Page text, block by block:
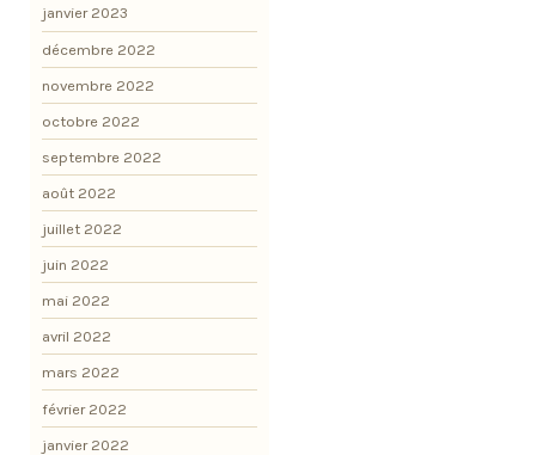
janvier 2023
décembre 2022
novembre 2022
octobre 2022
septembre 2022
août 2022
juillet 2022
juin 2022
mai 2022
avril 2022
mars 2022
février 2022
janvier 2022